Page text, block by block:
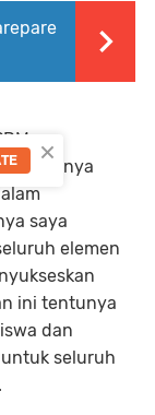
kasihnya
saya
elemen
ini tentunya
dan
seluruh
×